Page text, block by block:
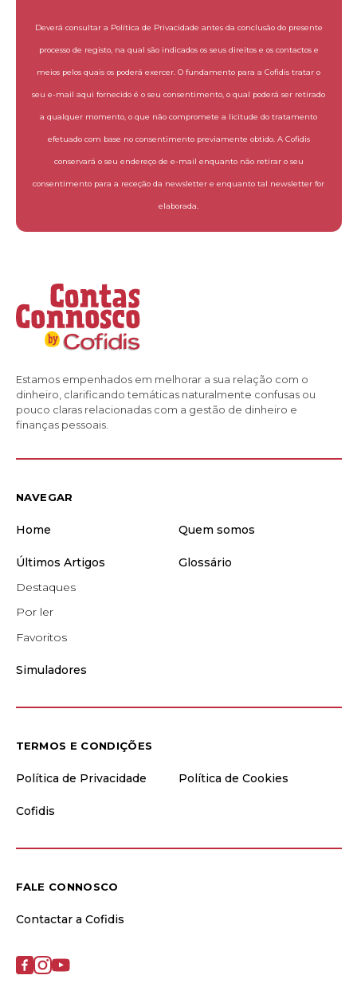
Deverá consultar a Política de Privacidade antes da conclusão do presente
processo de registo, na qual são indicados os seus direitos e os contactos e
meios pelos quais os poderá exercer. O fundamento para a Cofidis tratar o
seu e-mail aqui fornecido é o seu consentimento, o qual poderá ser retirado
a qualquer momento, o que não compromete a licitude do tratamento
efetuado com base no consentimento previamente obtido. A Cofidis
conservará o seu endereço de e-mail enquanto não retirar o seu
consentimento para a receção da newsletter e enquanto tal newsletter for
elaborada.
Estamos empenhados em melhorar a sua relação com o
dinheiro, clarificando temáticas naturalmente confusas ou
pouco claras relacionadas com a gestão de dinheiro e
finanças pessoais.
NAVEGAR
Home Quem somos
Últimos Artigos
Destaques
Por ler
Favoritos
Glossário
Simuladores
TERMOS E CONDIÇÕES
Política de Privacidade Política de Cookies
Cofidis
FALE CONNOSCO
Contactar a Cofidis